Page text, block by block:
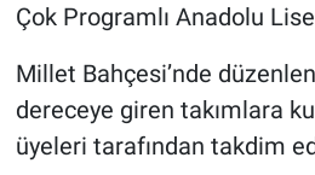
Çok Programlı Anadolu
Millet Bahçesi’nde
dereceye giren takımlara
üyeleri tarafından takdim